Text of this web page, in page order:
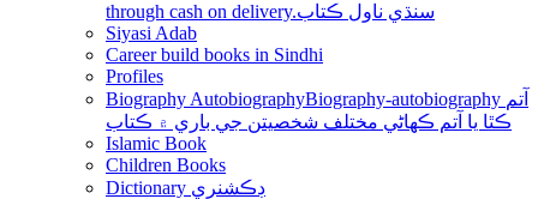
through cash on delivery.سنڌي ناول ڪتاب
Siyasi Adab
Career build books in Sindhi
Profiles
Biography AutobiographyBiography-autobiography آتم
ڪٿا يا آتم ڪھاڻي مختلف شخصيتن جي باري ۾ ڪتاب
Islamic Book
Children Books
Dictionary ڊڪشنري